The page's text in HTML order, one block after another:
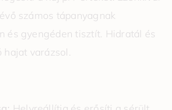
számos tápanyagnak
és gyengéden tisztít. Hidratál és
hajat varázsol.